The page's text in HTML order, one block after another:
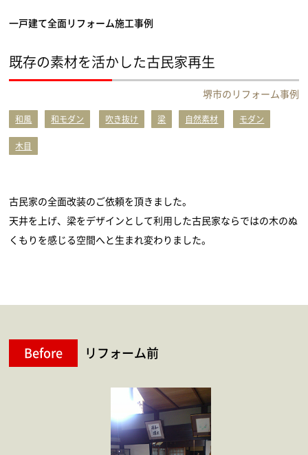
一戸建て全面リフォーム施工事例
既存の素材を活かした古民家再生
堺市のリフォーム事例
和風 和モダン 吹き抜け 梁 自然素材 モダン
木目
古民家の全面改装のご依頼を頂きました。
天井を上げ、梁をデザインとして利用した古民家ならではの木のぬ
くもりを感じる空間へと生まれ変わりました。
Before リフォーム前